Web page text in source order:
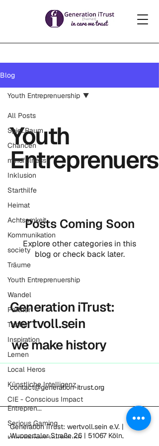
Blog
All Posts
Spiel.Raum
Chancen
mindfulness
Inklusion
Starthilfe
Heimat
Achtsamkeit
Kommunikation
society
Träume
Youth Entreprenuership
Wandel
Partner
Treffen
Inspiration
Lernen
Local Heros
Künstliche Intelligenz
CIE - Conscious Impact
Entrepren...
Serious Gaming
Komplementärwährung
Youth Entreprenuership
Youth
Posts Coming Soon
Explore other categories in this
blog or check back later.
Generation iTrust:
wertvoll.sein
we make history
contact@generation-itrust.org
Generation iTrust: wertvoll.sein e.V. |
Wuppertaler Straße 26 | 51067 Köln,